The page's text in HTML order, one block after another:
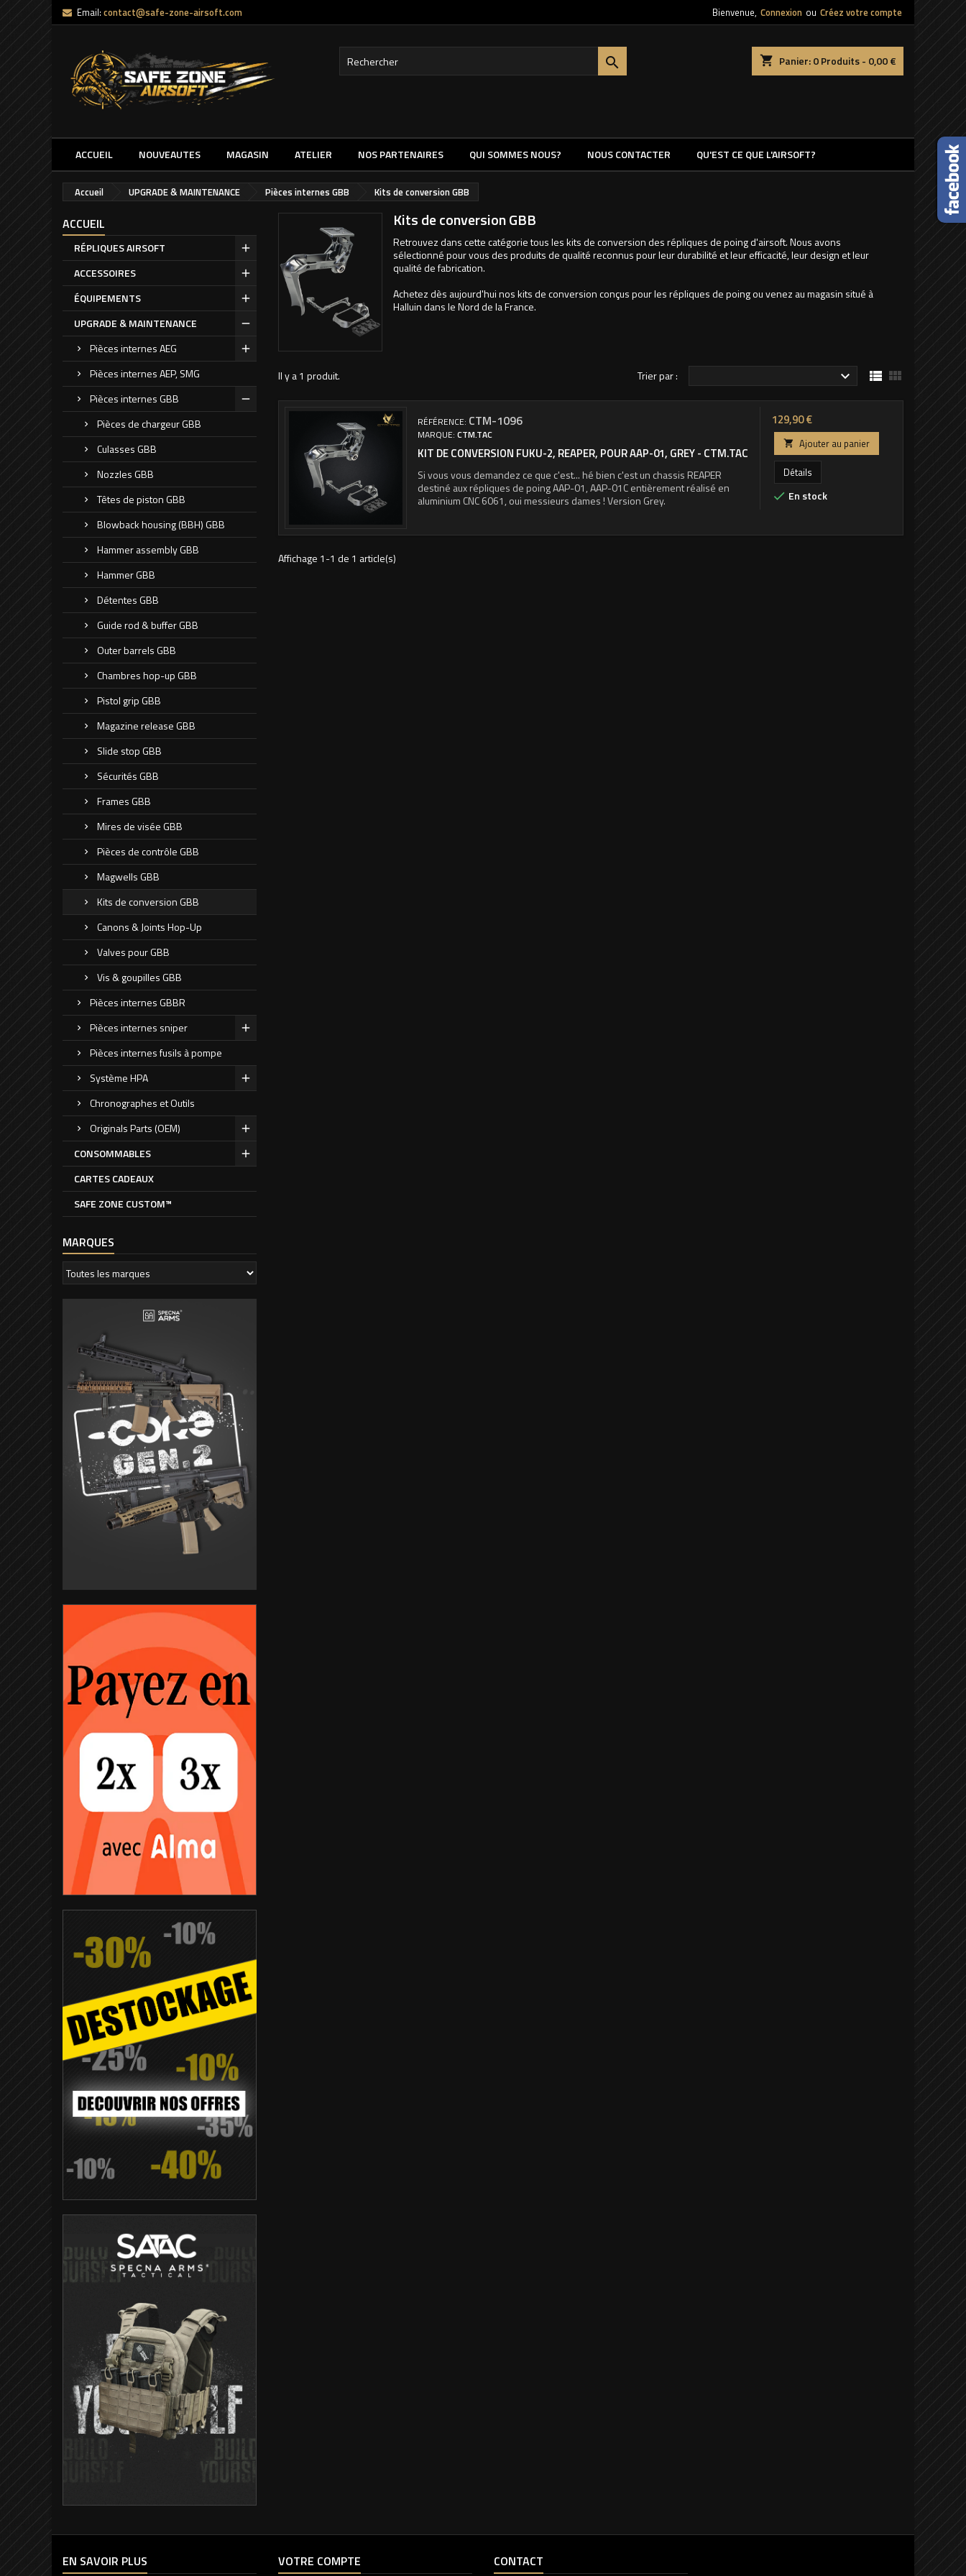
Email: contact@safe-zone-airsoft.com Bienvenue, Connexion ou Créez votre compte
shopping_cart Panier:0Produits - 0,00 €

ACCUEIL NOUVEAUTES MAGASIN ATELIER NOS PARTENAIRES QUI SOMMES NOUS? NOUS CONTACTER QU'EST CE QUE L'AIRSOFT?
Accueil UPGRADE & MAINTENANCE Pièces internes GBB Kits de conversion GBB
ACCUEIL
RÉPLIQUES AIRSOFT
ACCESSOIRES
ÉQUIPEMENTS
UPGRADE & MAINTENANCE
Pièces internes AEG
Pièces internes AEP, SMG
Pièces internes GBB
Pièces de chargeur GBB
Culasses GBB
Nozzles GBB
Têtes de piston GBB
Blowback housing (BBH) GBB
Hammer assembly GBB
Hammer GBB
Détentes GBB
Guide rod & buffer GBB
Outer barrels GBB
Chambres hop-up GBB
Pistol grip GBB
Magazine release GBB
Slide stop GBB
Sécurités GBB
Frames GBB
Mires de visée GBB
Pièces de contrôle GBB
Magwells GBB
Kits de conversion GBB
Canons & Joints Hop-Up
Valves pour GBB
Vis & goupilles GBB
Pièces internes GBBR
Pièces internes sniper
Pièces internes fusils à pompe
Système HPA
Chronographes et Outils
Originals Parts (OEM)
CONSOMMABLES
CARTES CADEAUX
SAFE ZONE CUSTOM™
MARQUES
Kits de conversion GBB
Retrouvez dans cette catégorie tous les kits de conversion des répliques de poing d'airsoft. Nous avons
sélectionné pour vous des produits de qualité reconnus pour leur durabilité et leur efficacité, leur design et leur
qualité de fabrication.
Achetez dès aujourd'hui nos kits de conversion conçus pour les répliques de poing ou venez au magasin situé à
Halluin dans le Nord de la France.
Il y a 1 produit. Trier par :   
RÉFÉRENCE: CTM-1096
MARQUE:CTM.TAC
KIT DE CONVERSION FUKU-2, REAPER, POUR AAP-01, GREY - CTM.TAC
Si vous vous demandez ce que c'est... hé bien c'est un chassis REAPER
destiné aux répliques de poing AAP-01, AAP-01C entièrement réalisé en
aluminium CNC 6061, oui messieurs dames ! Version Grey.
Prix
129,90 €

Ajouter au panier
Détails
 En stock
Affichage 1-1 de 1 article(s)
EN SAVOIR PLUS VOTRE COMPTE CONTACT